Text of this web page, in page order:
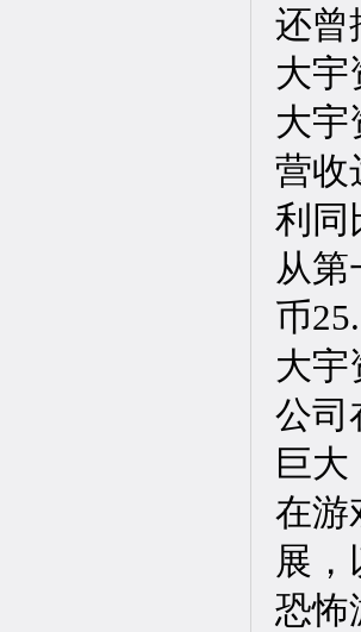
还曾
大宇
大宇
营收
利同
从第
币
大宇
公司
巨
在游
展
恐怖